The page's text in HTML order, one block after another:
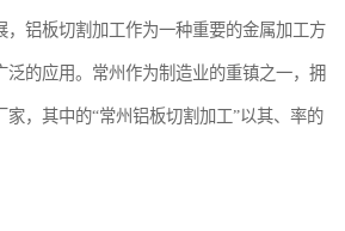
，铝板切割加工作为一种重要的金属加工方
泛的应用。常州作为制造业的重镇之一，拥
，其中的“常州铝板切割加工”以其、率的